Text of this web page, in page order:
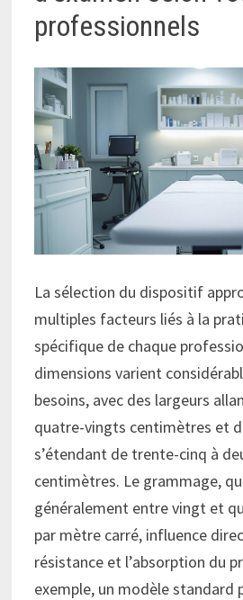
professionnels
La sélection du dispositif
multiples facteurs liés à la
spécifique de chaque
dimensions varient
besoins, avec des largeurs
quatre-vingts centimètres et
s’étendant de trente-cinq à
centimètres. Le grammage,
généralement entre vingt et
par mètre carré, influence
résistance et l’absorption du
exemple, un modèle standard